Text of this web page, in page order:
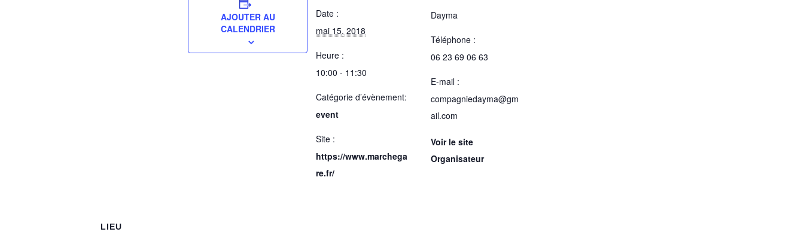
AJOUTER AU
CALENDRIER
Date :
mai 15, 2018
Heure :
10:00 - 11:30
Catégorie d’évènement:
event
Site :
https://www.marchega
re.fr/
Dayma
Téléphone :
06 23 69 06 63
E-mail :
compagniedayma@gm
ail.com
Voir le site
Organisateur
LIEU